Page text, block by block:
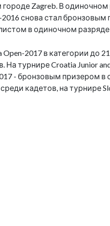
Zagreb. В
снова стал
в одиночном
Open-2017 в категории
На турнире Croatia Junior
- бронзовым призером
кадетов, на турнире